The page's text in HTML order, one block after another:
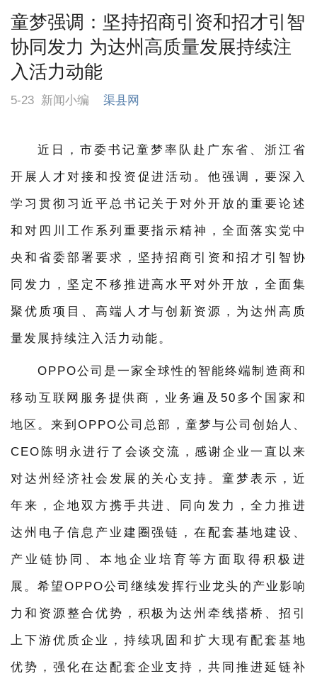
童梦强调：坚持招商引资和招才引智
协同发力 为达州高质量发展持续注
入活力动能
5-23 新闻小编 渠县网
近日，市委书记童梦率队赴广东省、浙江省
开展人才对接和投资促进活动。他强调，要深入
学习贯彻习近平总书记关于对外开放的重要论述
和对四川工作系列重要指示精神，全面落实党中
央和省委部署要求，坚持招商引资和招才引智协
同发力，坚定不移推进高水平对外开放，全面集
聚优质项目、高端人才与创新资源，为达州高质
量发展持续注入活力动能。
OPPO公司是一家全球性的智能终端制造商和
移动互联网服务提供商，业务遍及50多个国家和
地区。来到OPPO公司总部，童梦与公司创始人、
CEO陈明永进行了会谈交流，感谢企业一直以来
对达州经济社会发展的关心支持。童梦表示，近
年来，企地双方携手共进、同向发力，全力推进
达州电子信息产业建圈强链，在配套基地建设、
产业链协同、本地企业培育等方面取得积极进
展。希望OPPO公司继续发挥行业龙头的产业影响
力和资源整合优势，积极为达州牵线搭桥、招引
上下游优质企业，持续巩固和扩大现有配套基地
优势，强化在达配套企业支持，共同推进延链补